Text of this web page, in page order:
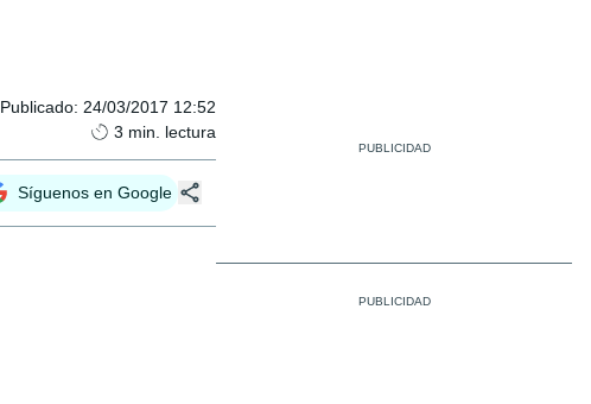
Publicado: 24/03/2017 12:52
3 min. lectura
Síguenos en Google